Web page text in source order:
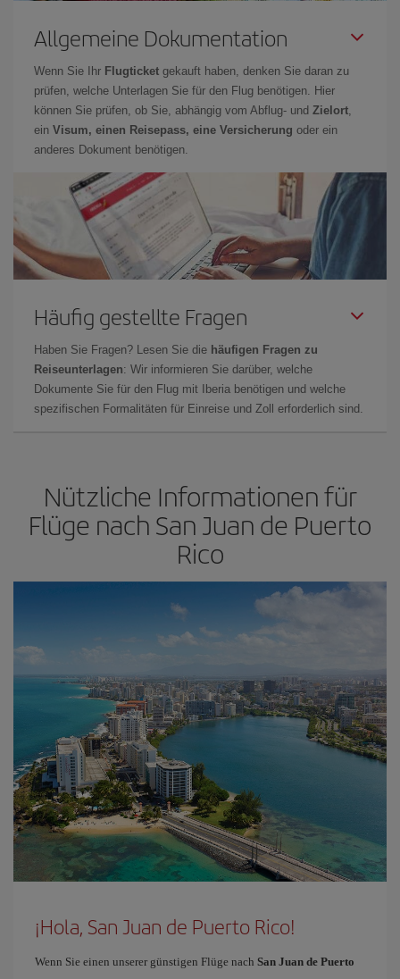
Allgemeine Dokumentation
Wenn Sie Ihr Flugticket gekauft haben, denken Sie daran zu
prüfen, welche Unterlagen Sie für den Flug benötigen. Hier
können Sie prüfen, ob Sie, abhängig vom Abflug- und Zielort,
ein Visum, einen Reisepass, eine Versicherung oder ein
anderes Dokument benötigen.
Häufig gestellte Fragen
Haben Sie Fragen? Lesen Sie die häufigen Fragen zu
Reiseunterlagen: Wir informieren Sie darüber, welche
Dokumente Sie für den Flug mit Iberia benötigen und welche
spezifischen Formalitäten für Einreise und Zoll erforderlich sind.
Nützliche Informationen für
Flüge nach San Juan de Puerto
Rico
¡Hola, San Juan de Puerto Rico!
Wenn Sie einen unserer günstigen Flüge nach San Juan de Puerto